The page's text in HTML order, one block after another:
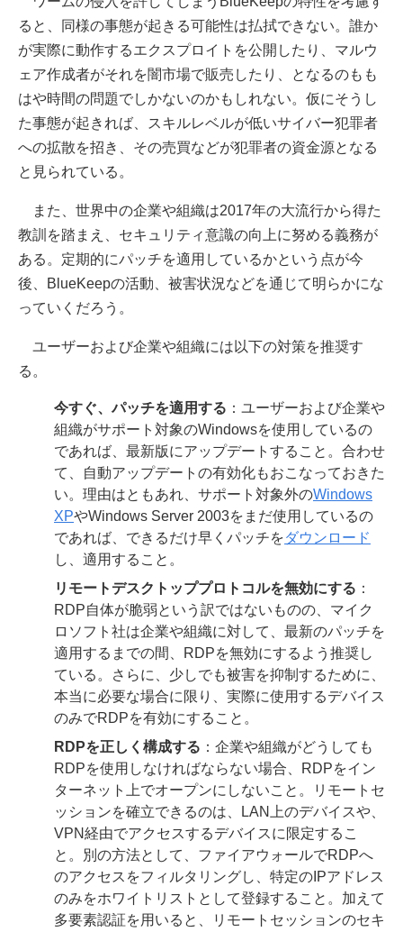
ると、同様の事態が起きる可能性は払拭できない。誰か
が実際に動作するエクスプロイトを公開したり、マルウ
ェア作成者がそれを闇市場で販売したり、となるのもも
はや時間の問題でしかないのかもしれない。仮にそうし
た事態が起きれば、スキルレベルが低いサイバー犯罪者
への拡散を招き、その売買などが犯罪者の資金源となる
と見られている。
また、世界中の企業や組織は2017年の大流行から得た
教訓を踏まえ、セキュリティ意識の向上に努める義務が
ある。定期的にパッチを適用しているかという点が今
後、BlueKeepの活動、被害状況などを通じて明らかにな
っていくだろう。
ユーザーおよび企業や組織には以下の対策を推奨す
る。
今すぐ、パッチを適用する ：ユーザーおよび企業や
組織がサポート対象のWindowsを使用しているの
であれば、最新版にアップデートすること。合わせ
て、自動アップデートの有効化もおこなっておきた
い。理由はともあれ、サポート対象外のWindows
XPやWindows Server 2003をまだ使用しているの
であれば、できるだけ早くパッチをダウンロード
し、適用すること。
リモートデスクトッププロトコルを無効にする ：
RDP自体が脆弱という訳ではないものの、マイク
ロソフト社は企業や組織に対して、最新のパッチを
適用するまでの間、RDPを無効にするよう推奨し
ている。さらに、少しでも被害を抑制するために、
本当に必要な場合に限り、実際に使用するデバイス
のみでRDPを有効にすること。
RDPを正しく構成する ：企業や組織がどうしても
RDPを使用しなければならない場合、RDPをイン
ターネット上でオープンにしないこと。リモートセ
ッションを確立できるのは、LAN上のデバイスや、
VPN経由でアクセスするデバイスに限定するこ
と。別の方法として、ファイアウォールでRDPへ
のアクセスをフィルタリングし、特定のIPアドレス
のみをホワイトリストとして登録すること。加えて
多要素認証を用いると、リモートセッションのセキ